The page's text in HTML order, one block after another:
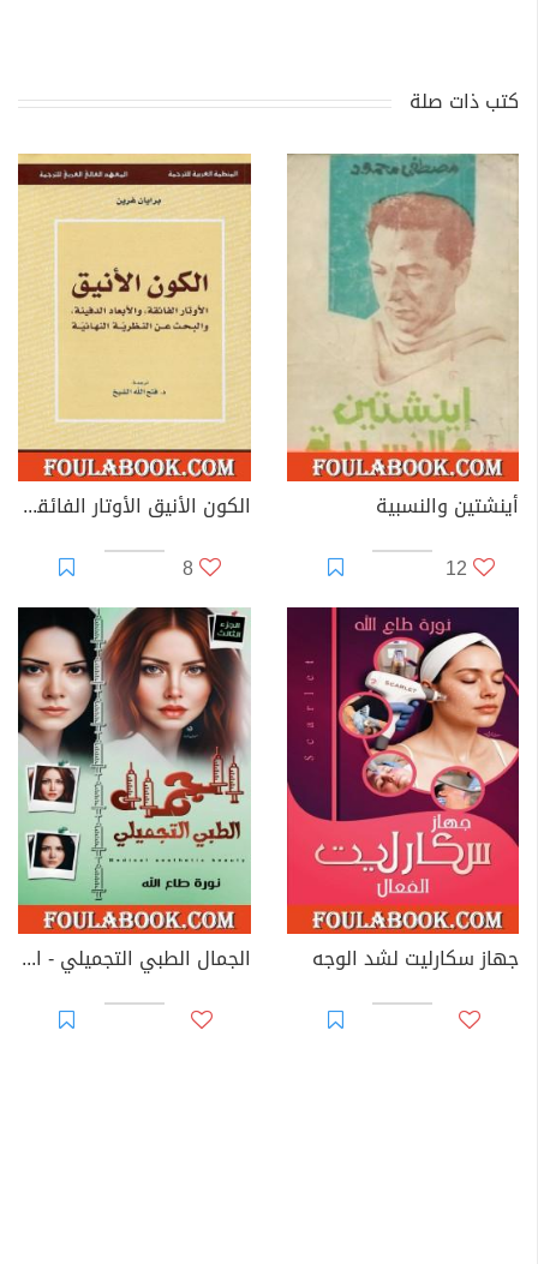
كتب ذات صلة
أينشتين والنسبية
12
الكون الأنيق الأوتار الفائقة والأبعاد الدفينة والبحث عن النظرية النهائية
8
جهاز سكارليت لشد الوجه الجمال الطبي التجميلي - الجزء الثالث